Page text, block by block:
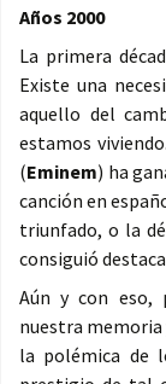
Años 2000
La primera
Existe una
aquello del
estamos
(Eminem) ha
canción en
triunfado, o la
consiguió
Aún y con eso,
nuestra memoria
la polémica de